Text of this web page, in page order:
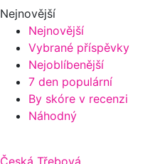
Nejnovější
Nejnovější
Vybrané příspěvky
Nejoblíbenější
7 den populární
By skóre v recenzi
Náhodný
Česká Třebová